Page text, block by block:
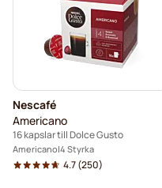
Nescafé
Americano
16 kapslar till Dolce Gusto
Americano 4 Styrka
4.7(250)